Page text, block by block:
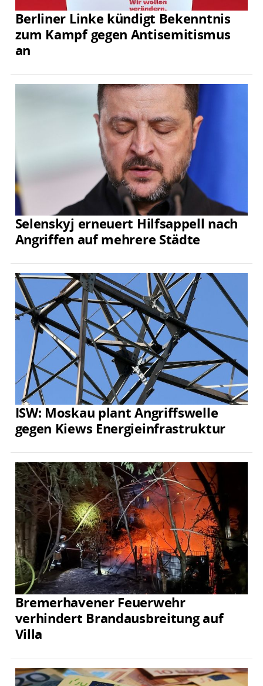
Berliner Linke kündigt Bekenntnis
zum Kampf gegen Antisemitismus
an
Selenskyj erneuert Hilfsappell nach
Angriffen auf mehrere Städte
ISW: Moskau plant Angriffswelle
gegen Kiews Energieinfrastruktur
Bremerhavener Feuerwehr
verhindert Brandausbreitung auf
Villa